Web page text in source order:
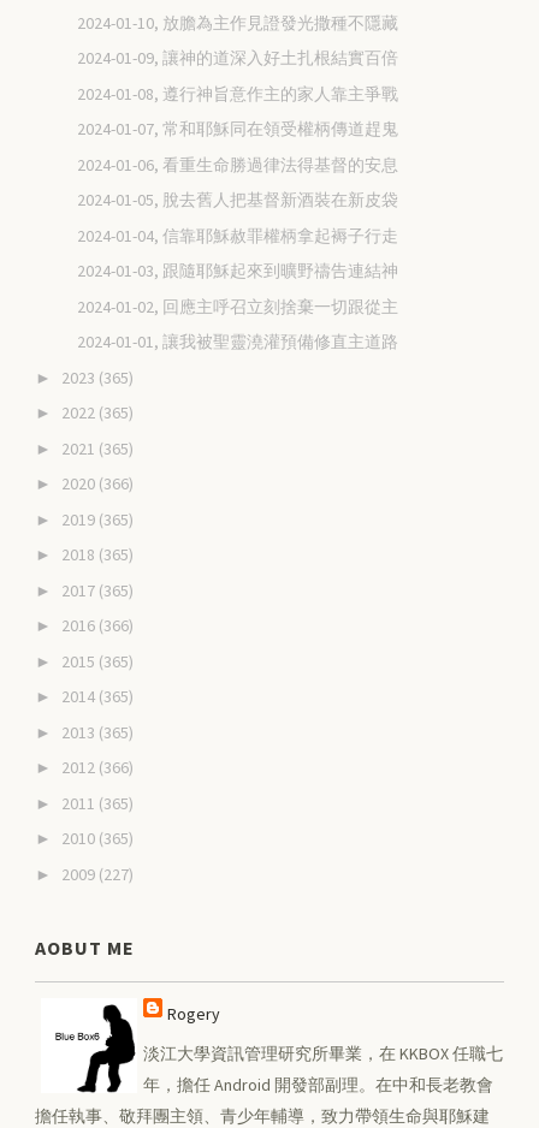
2024-01-10, 放膽為主作見證發光撒種不隱藏
2024-01-09, 讓神的道深入好土扎根結實百倍
2024-01-08, 遵行神旨意作主的家人靠主爭戰
2024-01-07, 常和耶穌同在領受權柄傳道趕鬼
2024-01-06, 看重生命勝過律法得基督的安息
2024-01-05, 脫去舊人把基督新酒裝在新皮袋
2024-01-04, 信靠耶穌赦罪權柄拿起褥子行走
2024-01-03, 跟隨耶穌起來到曠野禱告連結神
2024-01-02, 回應主呼召立刻捨棄一切跟從主
2024-01-01, 讓我被聖靈澆灌預備修直主道路
► 2023 (365)
► 2022 (365)
► 2021 (365)
► 2020 (366)
► 2019 (365)
► 2018 (365)
► 2017 (365)
► 2016 (366)
► 2015 (365)
► 2014 (365)
► 2013 (365)
► 2012 (366)
► 2011 (365)
► 2010 (365)
► 2009 (227)
AOBUT ME
Rogery
淡江大學資訊管理研究所畢業，在 KKBOX 任職七
年，擔任 Android 開發部副理。在中和長老教會
擔任執事、敬拜團主領、青少年輔導，致力帶領生命與耶穌建